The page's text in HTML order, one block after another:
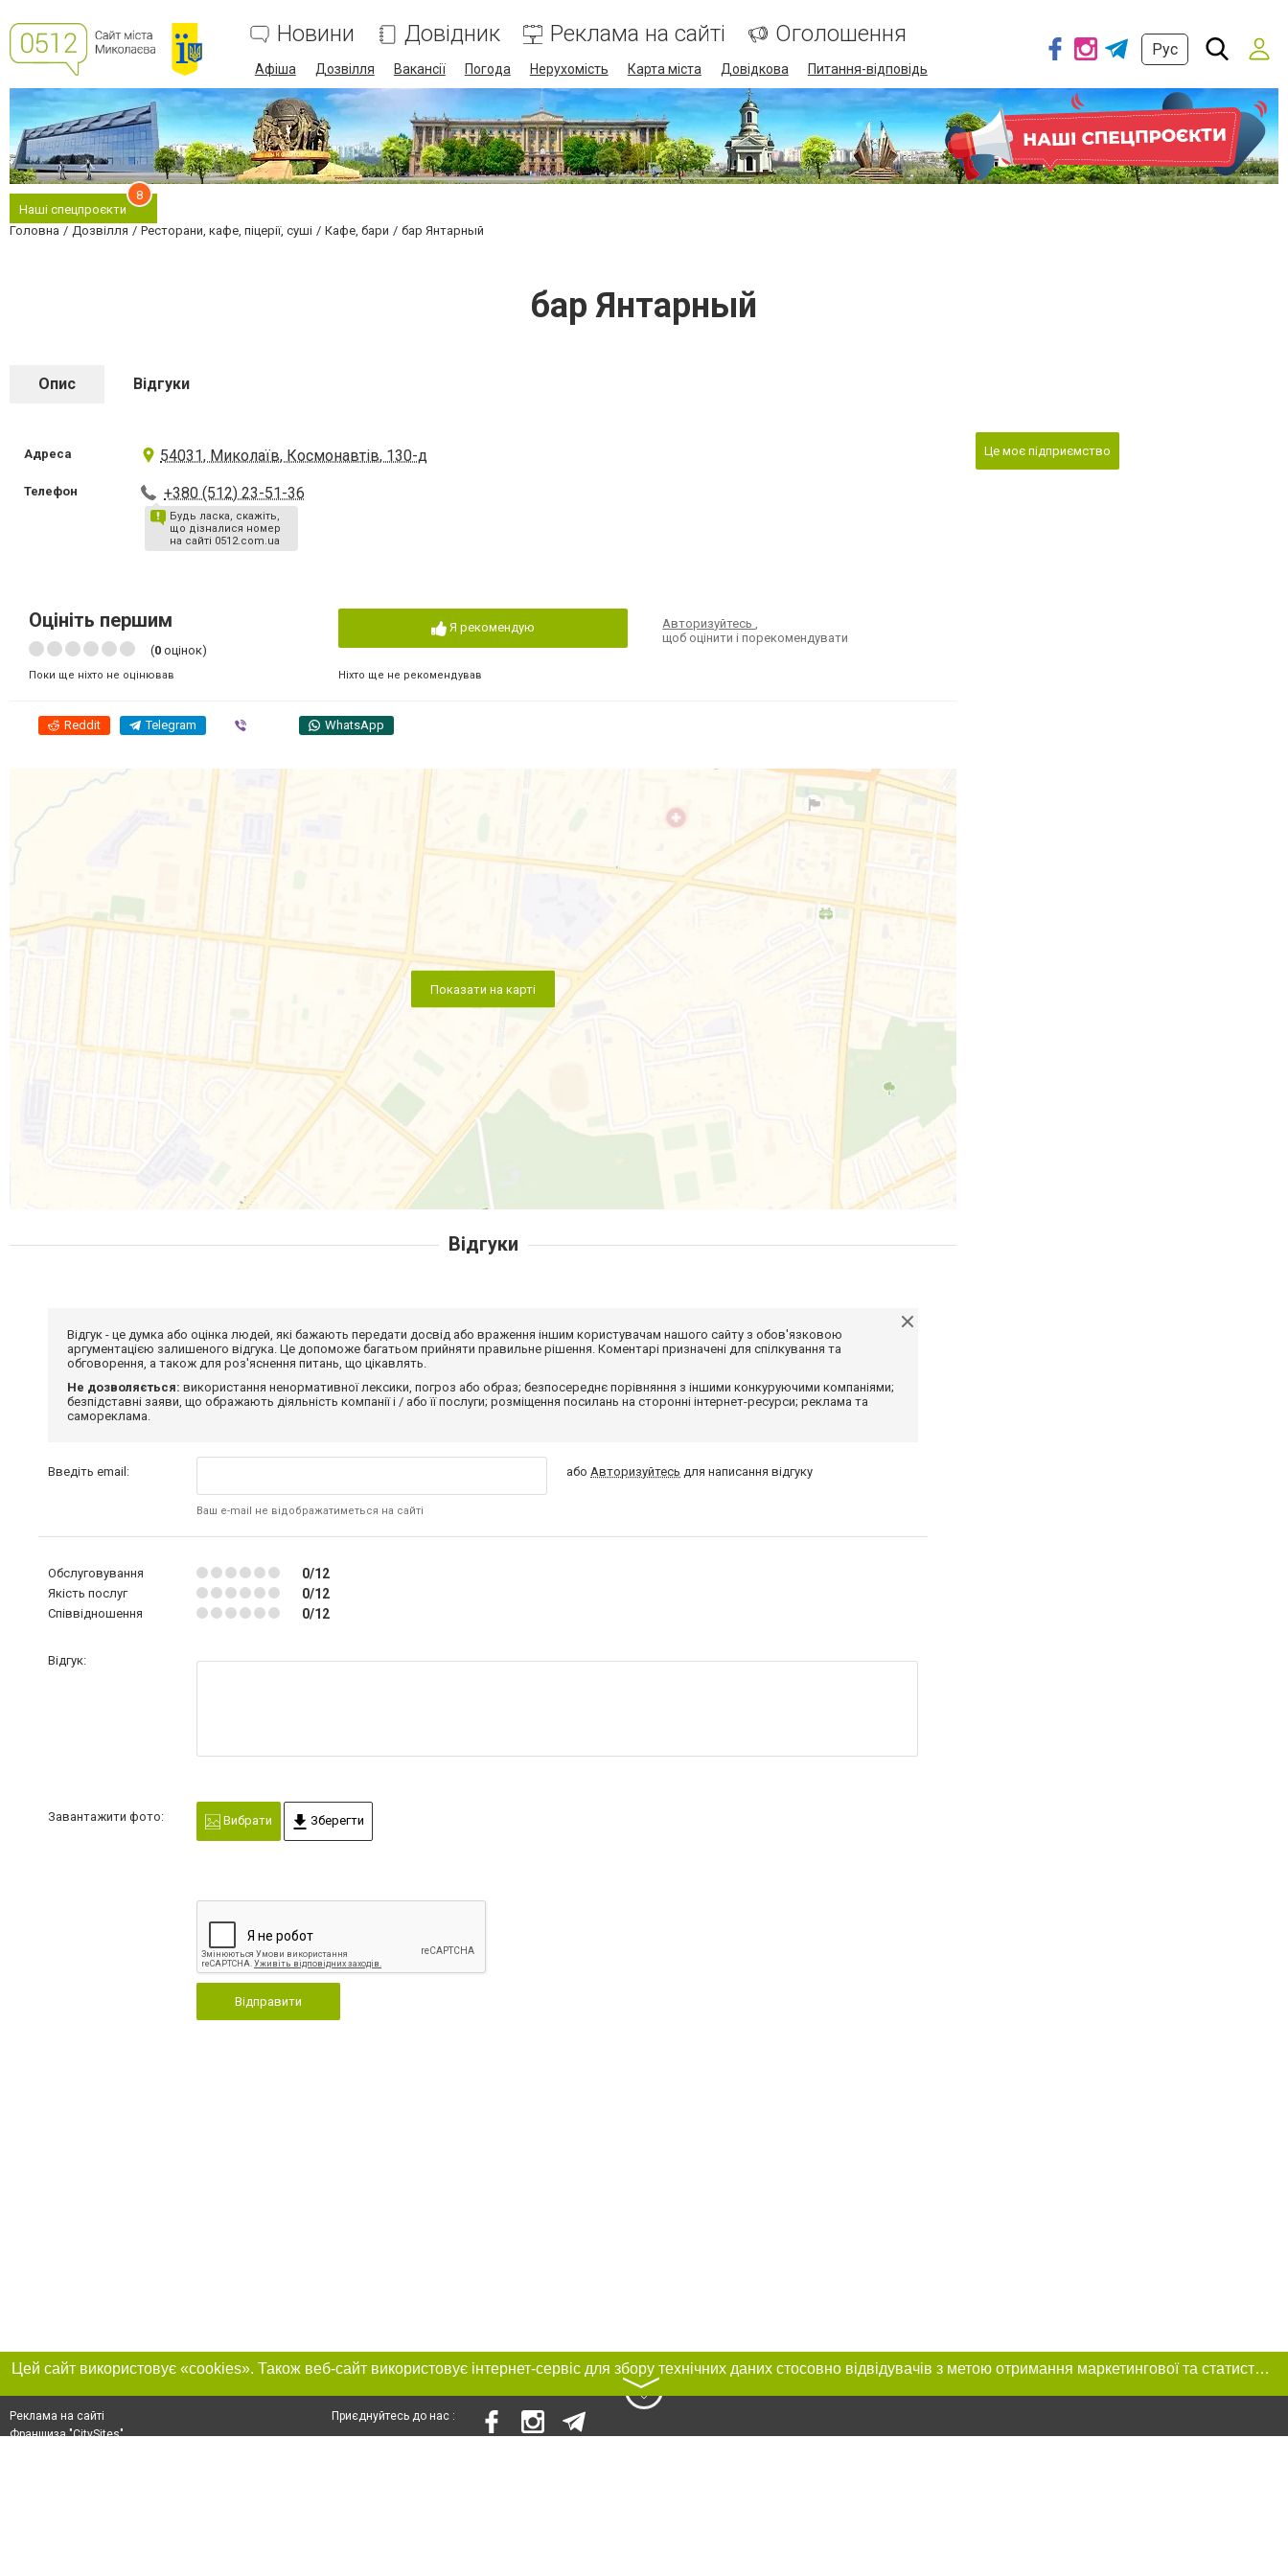
Новини Довідник Реклама на сайті Оголошення
Афіша Дозвілля Вакансії Погода Нерухомість Карта міста Довідкова Питання-відповідь
Рус
Наші спецпроєкти
8
Головна Дозвілля Ресторани, кафе, піцерії, суші Кафе, бари бар Янтарный
бар Янтарный
Опис Відгуки
Адреса 54031, Миколаїв, Космонавтів, 130-д
Телефон +380 (512) 23-51-36
Будь ласка, скажіть,
що дізналися номер
на сайті 0512.com.ua
Оцініть першим
(0 оцінок)
Поки ще ніхто не оцінював
Я рекомендую
Ніхто ще не рекомендував
Авторизуйтесь,
щоб оцінити і порекомендувати
Reddit Telegram WhatsApp
Показати на карті
Це моє підприємство
Відгуки
Відгук - це думка або оцінка людей, які бажають передати досвід або враження іншим користувачам нашого сайту з обов'язковою
аргументацією залишеного відгука. Це допоможе багатьом прийняти правильне рішення. Коментарі призначені для спілкування та
обговорення, а також для роз'яснення питань, що цікавлять.
Не дозволяється: використання ненормативної лексики, погроз або образ; безпосереднє порівняння з іншими конкуруючими компаніями;
безпідставні заяви, що ображають діяльність компанії і / або її послуги; розміщення посилань на сторонні інтернет-ресурси; реклама та
самореклама.
Введіть email:
Ваш e-mail не відображатиметься на сайті
абоАвторизуйтесь для написання відгуку
Обслуговування 0/12
Якість послуг 0/12
Співвідношення 0/12
Відгук:
Завантажити фото: Вибрати Зберегти
Відправити
Цей сайт використовує «cookies». Також веб-сайт використовує інтернет-сервіс для збору технічних даних стосовно відвідувачів з метою отримання маркетингової та статистичної інформації. Умови обробки даних відвідувачів сайту див.
〉
Реклама на сайті
Франшиза "CitySites"
Приєднуйтесь до нас :